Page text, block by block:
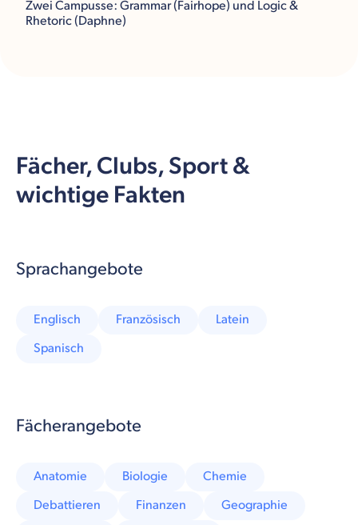
Zwei Campusse: Grammar (Fairhope) und Logic &
Rhetoric (Daphne)
Fächer, Clubs, Sport &
wichtige Fakten
Sprachangebote
Englisch Französisch
Latein
Spanisch
Fächerangebote
Anatomie Biologie
Chemie
Debattieren
Finanzen
Geographie